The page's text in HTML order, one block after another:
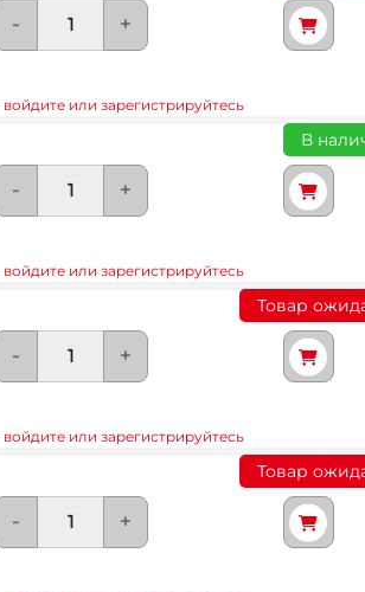
- +
войдите или зарегистрируйтесь
В
- +
войдите или зарегистрируйтесь
Товар
- +
войдите или зарегистрируйтесь
Товар
- +